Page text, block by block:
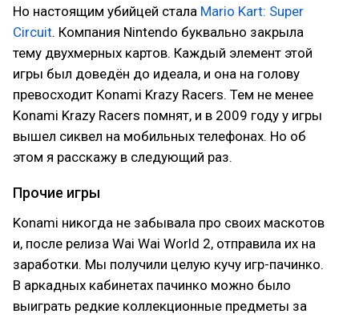
Но настоящим убийцей стала Mario Kart: Super
Circuit. Компания Nintendo буквально закрыла
тему двухмерных картов. Каждый элемент этой
игры был доведён до идеала, и она на голову
превосходит Konami Krazy Racers. Тем не менее
Konami Krazy Racers помнят, и в 2009 году у игры
вышел сиквел на мобильных телефонах. Но об
этом я расскажу в следующий раз.
Прочие игры
Konami никогда не забывала про своих маскотов
и, после релиза Wai Wai World 2, отправила их на
заработки. Мы получили целую кучу игр-пачинко.
В аркадных кабинетах пачинко можно было
выиграть редкие коллекционные предметы за